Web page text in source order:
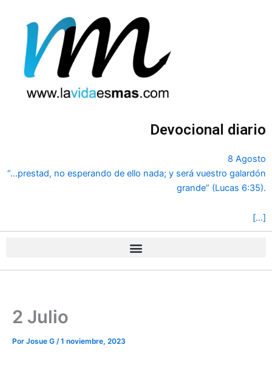
contenido
Devocional diario
8 Agosto
“...prestad, no esperando de ello nada; y será vuestro galardón
grande” (Lucas 6:35).
[…]
2 Julio
Por Josue G /1 noviembre, 2023